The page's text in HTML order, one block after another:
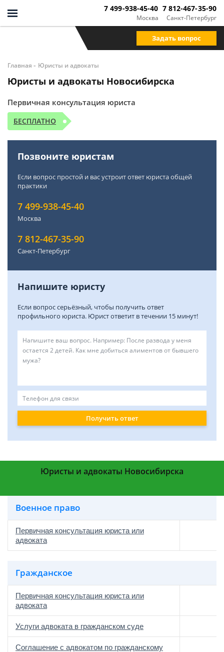
Москва
7 499-938-45-40
Санкт-Петербург
7 812-467-35-90
Задать вопрос
Главная - Юристы и адвокаты
Юристы и адвокаты Новосибирска
Первичная консультация юриста
БЕСПЛАТНО
Позвоните юристам
Если вопрос простой и вас устроит ответ юриста общей
практики
7 499-938-45-40
Москва
7 812-467-35-90
Санкт-Петербург
Напишите юристу
Если вопрос серьёзный, чтобы получить ответ
профильного юриста. Юрист ответит в течении 15 минут!
Получить ответ
Юристы и адвокаты Новосибирска
Военное право
Первичная консультация юриста или
адвоката
Гражданское
Первичная консультация юриста или
адвоката
Услуги адвоката в гражданском суде
Соглашение с адвокатом по гражданскому